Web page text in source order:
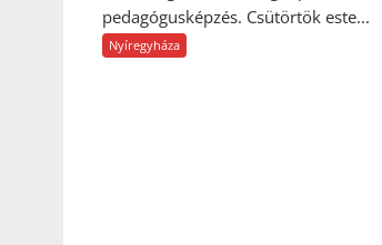
pedagógusképzés. Csütörtök este...
Nyíregyháza